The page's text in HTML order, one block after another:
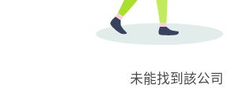
未能找到該公司